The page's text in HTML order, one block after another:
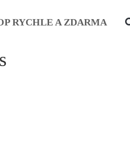
RYCHLE A ZDARMA